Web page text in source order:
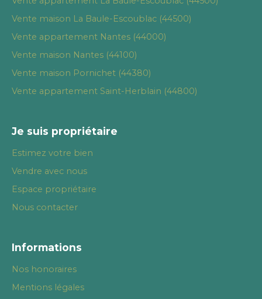
Vente maison La Baule-Escoublac (44500)
Vente appartement Nantes (44000)
Vente maison Nantes (44100)
Vente maison Pornichet (44380)
Vente appartement Saint-Herblain (44800)
Je suis propriétaire
Estimez votre bien
Vendre avec nous
Espace propriétaire
Nous contacter
Informations
Nos honoraires
Mentions légales